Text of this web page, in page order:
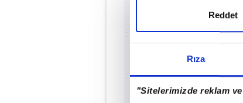
Rıza
"Sitelerimizde reklam
Reddet